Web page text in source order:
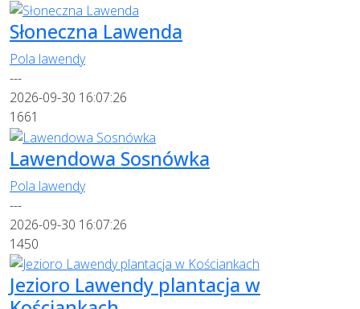
Słoneczna Lawenda
Pola lawendy
---
2026-09-30 16:07:26
1661
Lawendowa Sosnówka
Pola lawendy
---
2026-09-30 16:07:26
1450
Jezioro Lawendy plantacja w